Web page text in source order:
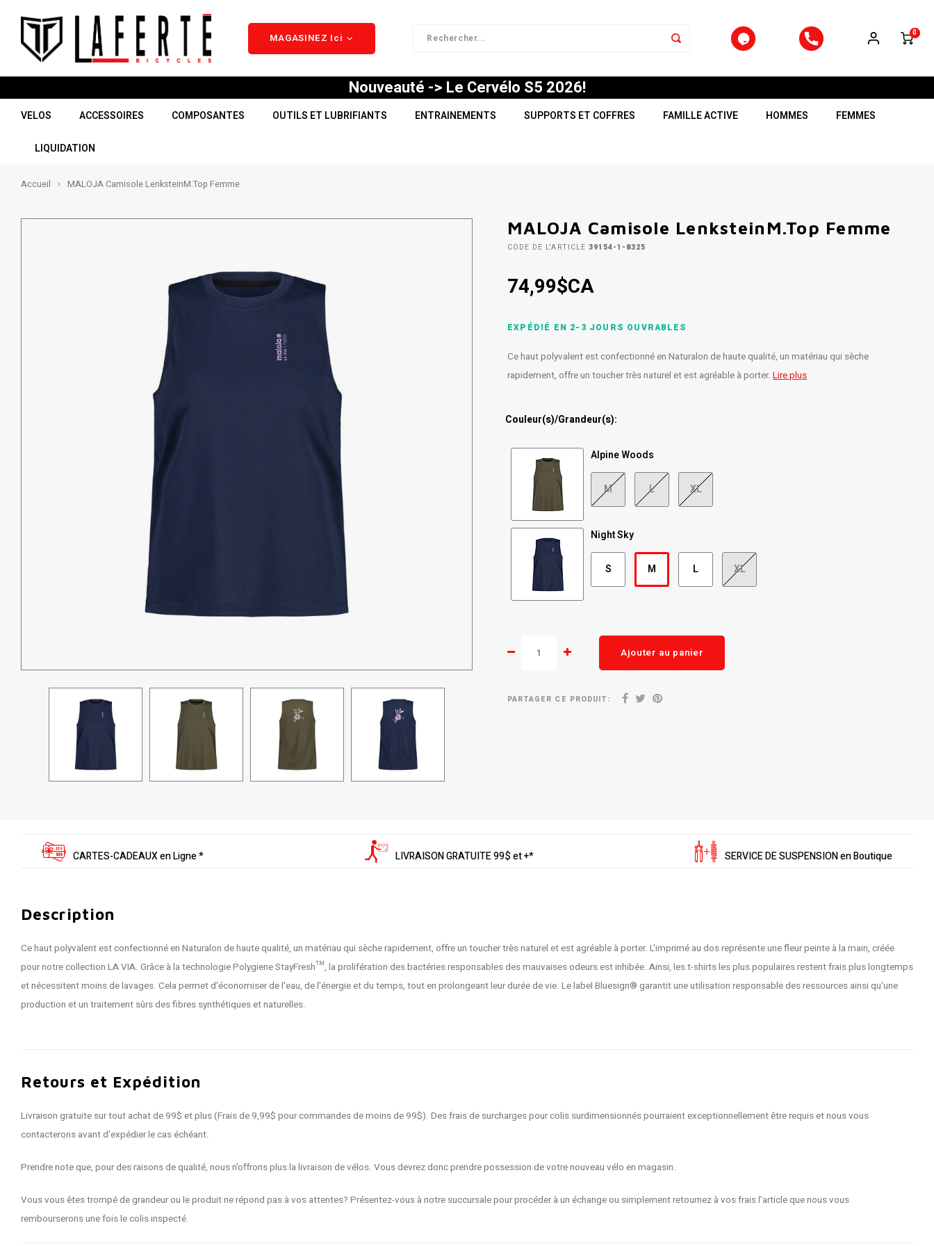
MAGASINEZ Ici 0
Nouveauté -> Le Cervélo S5 2026!
VELOS ACCESSOIRES COMPOSANTES OUTILS ET LUBRIFIANTS ENTRAINEMENTS SUPPORTS ET COFFRES FAMILLE ACTIVE HOMMES FEMMES
LIQUIDATION
Accueil MALOJA Camisole LenksteinM.Top Femme
MALOJA Camisole LenksteinM.Top Femme
CODE DE L'ARTICLE 39154-1-8325
74,99$CA
EXPÉDIÉ EN 2-3 JOURS OUVRABLES
Ce haut polyvalent est confectionné en Naturalon de haute qualité, un matériau qui sèche
rapidement, offre un toucher très naturel et est agréable à porter. Lire plus
Couleur(s)/Grandeur(s):
Alpine Woods
M L XL
Night Sky
S M L XL
Ajouter au panier
PARTAGER CE PRODUIT:
CARTES-CADEAUX en Ligne * LIVRAISON GRATUITE 99$ et +* SERVICE DE SUSPENSION en Boutique
Description
Ce haut polyvalent est confectionné en Naturalon de haute qualité, un matériau qui sèche rapidement, offre un toucher très naturel et est agréable à porter. L'imprimé au dos représente une fleur peinte à la main, créée
pour notre collection LA VIA. Grâce à la technologie Polygiene StayFresh™, la prolifération des bactéries responsables des mauvaises odeurs est inhibée. Ainsi, les t-shirts les plus populaires restent frais plus longtemps
et nécessitent moins de lavages. Cela permet d'économiser de l'eau, de l'énergie et du temps, tout en prolongeant leur durée de vie. Le label Bluesign® garantit une utilisation responsable des ressources ainsi qu'une
production et un traitement sûrs des fibres synthétiques et naturelles.
Retours et Expédition
Livraison gratuite sur tout achat de 99$ et plus (Frais de 9,99$ pour commandes de moins de 99$). Des frais de surcharges pour colis surdimensionnés pourraient exceptionnellement être requis et nous vous
contacterons avant d'expédier le cas échéant.
Prendre note que, pour des raisons de qualité, nous n'offrons plus la livraison de vélos. Vous devrez donc prendre possession de votre nouveau vélo en magasin.
Vous vous êtes trompé de grandeur ou le produit ne répond pas à vos attentes? Présentez-vous à notre succursale pour procéder à un échange ou simplement retournez à vos frais l’article que nous vous
rembourserons une fois le colis inspecté.